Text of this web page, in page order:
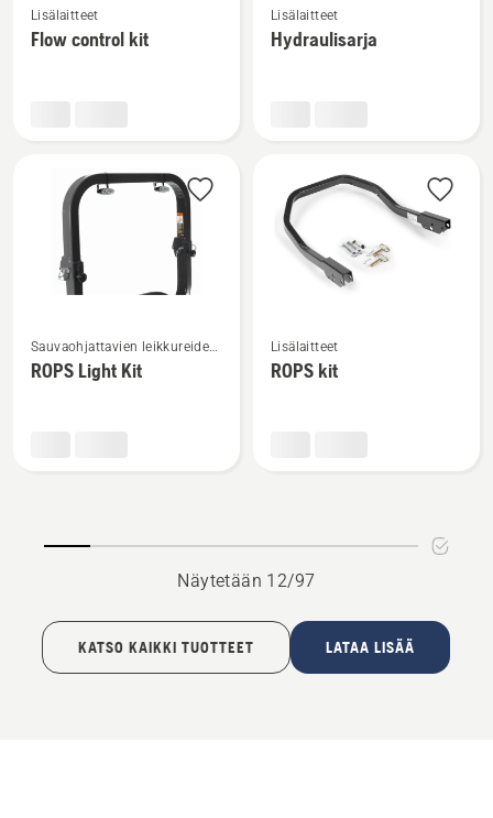
lisätietoja
tuotteesta
Lisälaitteet
Flow control kit
lisätietoja
tuotteesta
Lisälaitteet
Hydraulisarja
lisätietoja
tuotteesta
Sauvaohjattavien leikkureiden
lisälaitteet
ROPS Light Kit
lisätietoja
tuotteesta
Lisälaitteet
ROPS kit
Näytetään 12/97
KATSO KAIKKI TUOTTEET LATAA LISÄÄ